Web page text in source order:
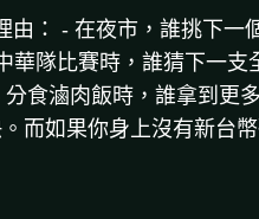
由： - 在夜市，誰挑下一
華隊比賽時，誰猜下一
食滷肉飯時，誰拿到更
而如果你身上沒有新台幣